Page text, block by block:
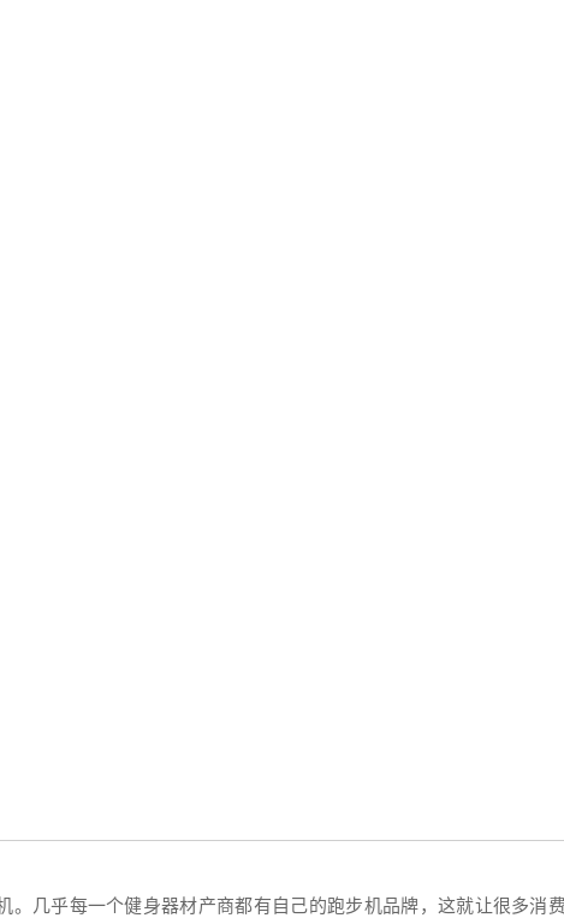
几乎每一个健身器材产商都有自己的跑步机品牌，这就让很多消